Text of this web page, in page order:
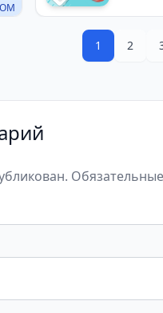
1 2